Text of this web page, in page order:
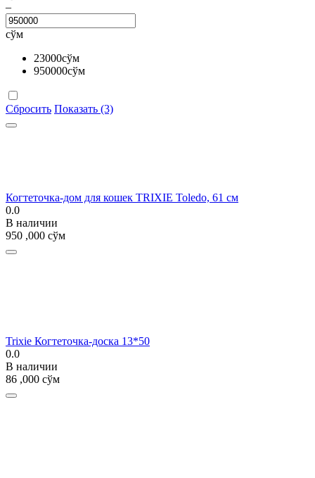
–
сўм
23000сўм
950000сўм
Сбросить Показать (3)
Когтеточка-дом для кошек TRIXIE Toledo, 61 см
0.0
В наличии
950 ,000 сўм
Trixie Когтеточка-доска 13*50
0.0
В наличии
86 ,000 сўм